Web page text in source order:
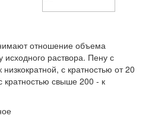
отношение объема
раствора. Пену с
с кратностью от 20
кратностью свыше 200 - к